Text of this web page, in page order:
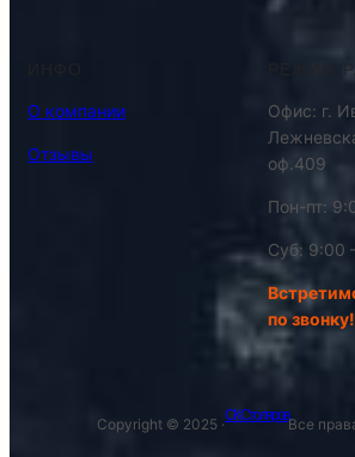
О компании
Отзывы
РЕЖИМ
Офис: г.
оф.409
Пон-пт:
Суб: 9:00
по звонку!
Copyright © 2025 ·
СК Столяров
Все